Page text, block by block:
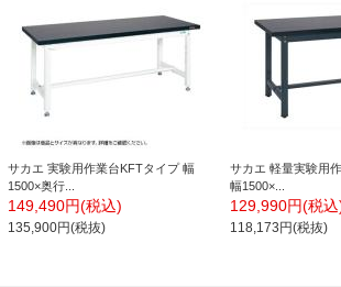
サカエ 実験用作業台KFTタイプ 幅
1500×奥行...
149,490円(税込)
135,900円(税抜)
サカエ 軽量実験用
幅1500×...
129,990円(税込
118,173円(税抜)